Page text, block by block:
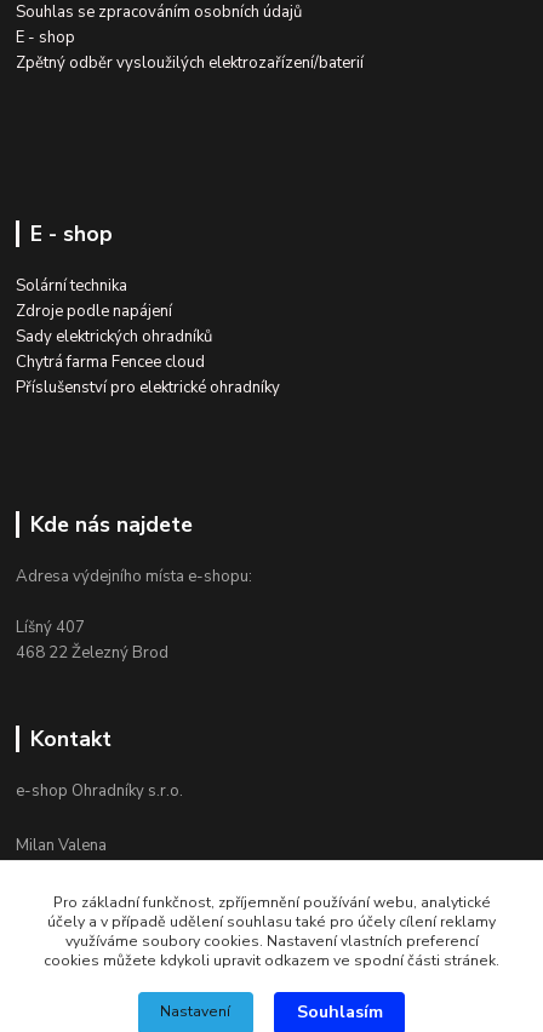
Souhlas se zpracováním osobních údajů
E - shop
Zpětný odběr vysloužilých elektrozařízení/baterií
E - shop
Solární technika
Zdroje podle napájení
Sady elektrických ohradníků
Chytrá farma Fencee cloud
Příslušenství pro elektrické ohradníky
Kde nás najdete
Adresa výdejního místa e-shopu:
Líšný 407
468 22 Železný Brod
Kontakt
e-shop Ohradníky s.r.o.
Milan Valena
+420 603 867 821
Po-Pá 8-16
info@ohradniky.cz
Pro základní funkčnost, zpříjemnění používání webu, analytické
účely a v případě udělení souhlasu také pro účely cílení reklamy
využíváme soubory cookies. Nastavení vlastních preferencí
cookies můžete kdykoli upravit odkazem ve spodní části stránek.
Nastavení Souhlasím